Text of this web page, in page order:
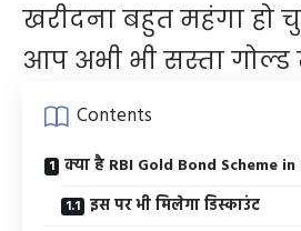
खरीदना बहुत महंगा हो
आप अभी भी सस्ता
Contents
क्या है RBI Gold Bond Scheme
इस पर भी मिलेगा डिस्काउंट